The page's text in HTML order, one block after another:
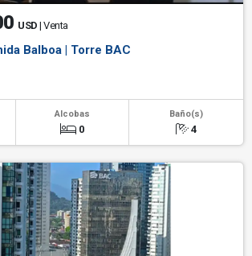
USD | Venta
Balboa | Torre BAC
Alcobas
0
Baño(s)
4